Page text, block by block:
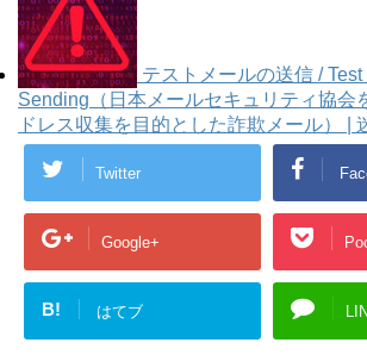
テストメールの送信 / Test
Sending（日本メールセキュリティ協会
ドレス収集を目的とした詐欺メール） |
Twitter
Google+
B! はてブ